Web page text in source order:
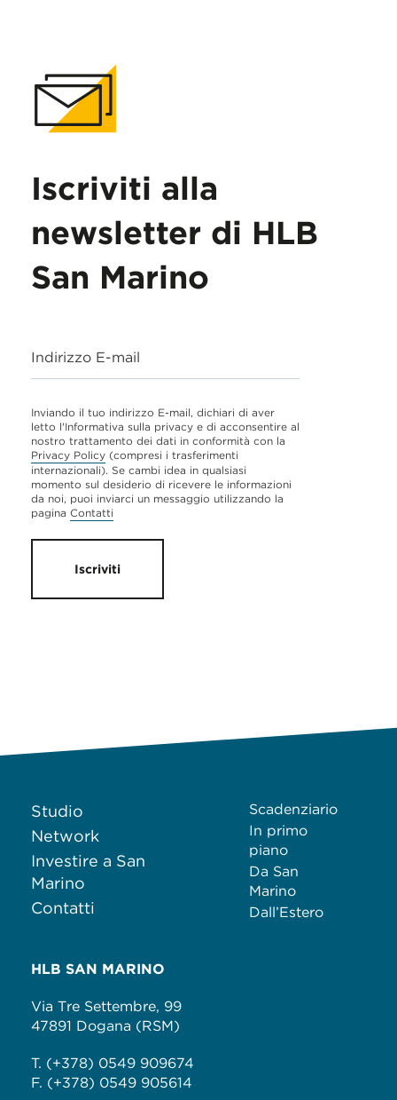
Iscriviti alla
newsletter di HLB
San Marino
Indirizzo E-mail
Inviando il tuo indirizzo E-mail, dichiari di aver
letto l'Informativa sulla privacy e di acconsentire al
nostro trattamento dei dati in conformità con la
Privacy Policy (compresi i trasferimenti
internazionali). Se cambi idea in qualsiasi
momento sul desiderio di ricevere le informazioni
da noi, puoi inviarci un messaggio utilizzando la
pagina Contatti
Iscriviti
Studio
Network
Investire a San
Marino
Contatti
Scadenziario
In primo
piano
Da San
Marino
Dall’Estero
HLB SAN MARINO
Via Tre Settembre, 99
47891 Dogana (RSM)
T. (+378) 0549 909674
F. (+378) 0549 905614